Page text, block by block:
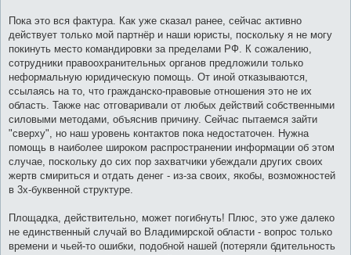
Пока это вся фактура. Как уже сказал ранее, сейчас активно
действует только мой партнёр и наши юристы, поскольку я не могу
покинуть место командировки за пределами РФ. К сожалению,
сотрудники правоохранительных органов предложили только
неформальную юридическую помощь. От иной отказываются,
ссылаясь на то, что гражданско-правовые отношения это не их
область. Также нас отговаривали от любых действий собственными
силовыми методами, объяснив причину. Сейчас пытаемся зайти
"сверху", но наш уровень контактов пока недостаточен. Нужна
помощь в наиболее широком распространении информации об этом
случае, поскольку до сих пор захватчики убеждали других своих
жертв смириться и отдать денег - из-за своих, якобы, возможностей
в 3х-буквенной структуре.
Площадка, действительно, может погибнуть! Плюс, это уже далеко
не единственный случай во Владимирской области - вопрос только
времени и чьей-то ошибки, подобной нашей (потеряли бдительность